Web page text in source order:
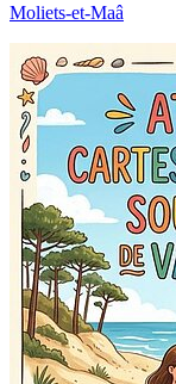
Moliets-et-Maâ